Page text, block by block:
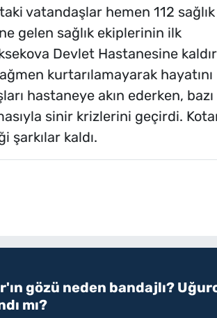
vatandaşlar hemen 112 sağlık
gelen sağlık ekiplerinin ilk
Devlet Hastanesine
kurtarılamayarak
hastaneye akın ederken, bazı
sinir krizlerini geçirdi.
şarkılar kaldı.
gözü neden bandajlı?
mı?